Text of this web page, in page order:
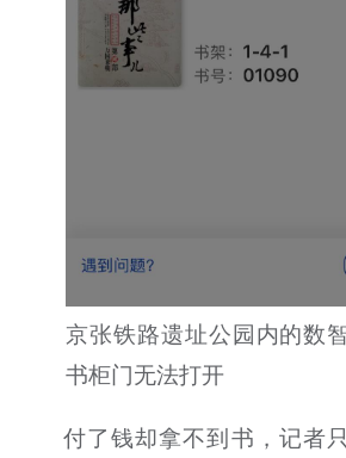
京张铁路遗址公园内的数
书柜门无法打开
付了钱却拿不到书，记者